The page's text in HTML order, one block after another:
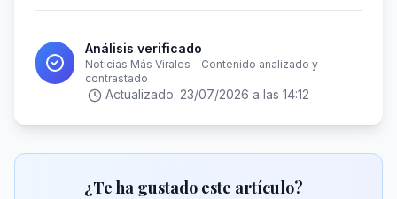
Análisis verificado
Noticias Más Virales - Contenido analizado y
contrastado
Actualizado: 23/07/2026 a las 14:12
¿Te ha gustado este artículo?